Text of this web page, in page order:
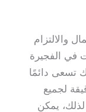
والالتزام
في الفجيرة
تسعى دائمًا
لجميع
لذلك، يمكن